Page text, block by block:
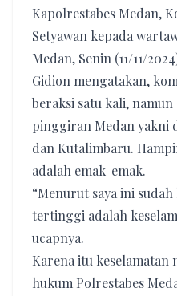
Kapolrestabes Medan,
Setyawan kepada
Medan, Senin (11/11/
Gidion mengatakan,
beraksi satu kali, namun
pinggiran Medan yakni
dan Kutalimbaru.
adalah emak-emak.
“Menurut saya ini
tertinggi adalah
ucapnya.
Karena itu keselamatan
hukum Polrestabes